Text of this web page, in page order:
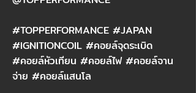
#TOPPERFORMANCE #JAPAN
#IGNITIONCOIL #คอยล์จุดระเบิด
#คอยล์หัวเทียน #คอยล์ไฟ #คอยล์จาน
จ่าย #คอยล์แสนโล